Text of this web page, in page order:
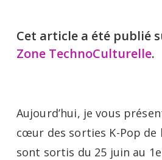
Cet article a été publié
Zone TechnoCulturelle.
Aujourd’hui, je vous
cœur des sorties K-Pop de
sont sortis du 25 juin au